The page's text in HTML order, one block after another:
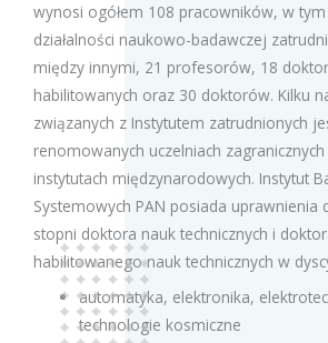
wynosi ogółem 108 pracowników, w
działalności naukowo-badawczej
między innymi, 21 profesorów, 18
habilitowanych oraz 30 doktorów. Kilku
związanych z Instytutem zatrudnionych
renomowanych uczelniach
instytutach międzynarodowych. Instytut
Systemowych PAN posiada uprawnienia
stopni doktora nauk technicznych i
habilitowanego nauk technicznych w
automatyka, elektronika,
technologie kosmiczne